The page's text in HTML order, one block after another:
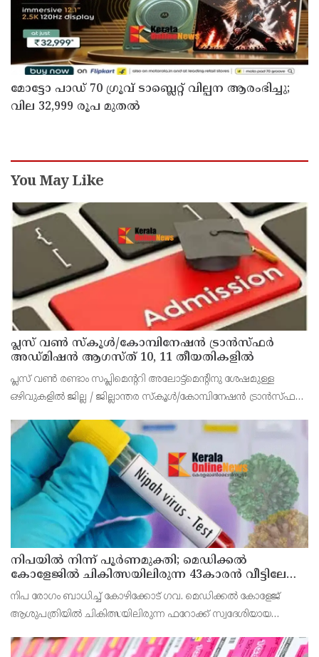
മോട്ടോ പാഡ് 70 ഗ്രൂവ് ടാബ്ലെറ്റ് വില്പന ആരംഭിച്ചു;
വില 32,999 രൂപ മുതൽ
You May Like
പ്ലസ് വൺ സ്‌കൂൾ/കോമ്പിനേഷൻ ട്രാൻസ്ഫർ
അഡ്മിഷൻ ആഗസ്ത് 10, 11 തീയതികളിൽ
പ്ലസ് വൺ രണ്ടാം സപ്ലിമെന്ററി അലോട്ട്‌മെന്റിനു ശേഷമുള്ള
ഒഴിവുകളിൽ ജില്ല / ജില്ലാന്തര സ്‌കൂൾ/കോമ്പിനേഷൻ ട്രാൻസ്ഫർ
വൈകിട്ട് 4 മണി വരെ നൽകിയിരുന്നു
നിപയിൽ നിന്ന് പൂർണമുക്തി; മെഡിക്കൽ
കോളേജിൽ ചികിത്സയിലിരുന്ന 43കാരൻ വീട്ടിലേക്ക്
മടങ്ങി
നിപ രോഗം ബാധിച്ച് കോഴിക്കോട് ഗവ. മെഡിക്കൽ കോളേജ്
ആശുപത്രിയിൽ ചികിത്സയിലിരുന്ന ഫറോക്ക് സ്വദേശിയായ